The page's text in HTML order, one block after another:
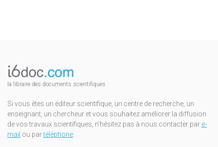
la libraire des documents scientifiques
Si vous êtes un éditeur scientifique, un centre de recherche, un
enseignant, un chercheur et vous souhaitez améliorer la diffusion
de vos travaux scientifiques, n'hésitez pas à nous contacter par e-
mail ou partéléphone.